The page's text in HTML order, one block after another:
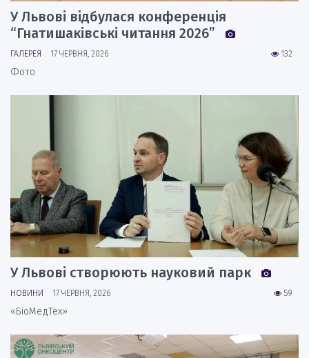
У Львові відбулася конференція
“Гнатишаківські читання 2026”
132
ГАЛЕРЕЯ 17 ЧЕРВНЯ, 2026
Фото
У Львові створюють науковий парк
59
НОВИНИ 17 ЧЕРВНЯ, 2026
«БіоМедТех»